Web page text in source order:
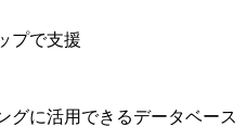
プで支援
グに活用できるデータベース